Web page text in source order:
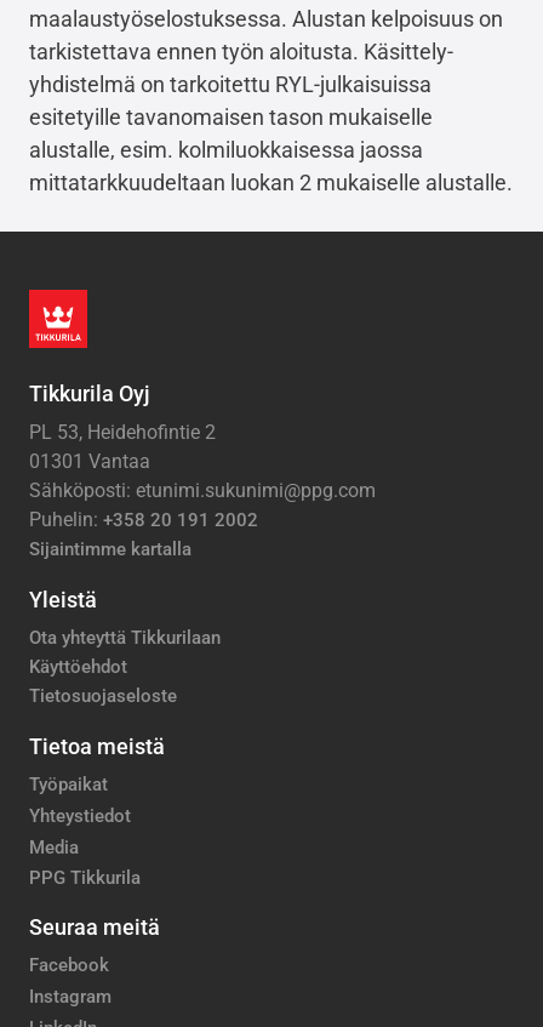
maalaustyöselostuksessa. Alustan kelpoisuus on
tarkistettava ennen työn aloitusta. Käsittely-
yhdistelmä on tarkoitettu RYL-julkaisuissa
esitetyille tavanomaisen tason mukaiselle
alustalle, esim. kolmiluokkaisessa jaossa
mittatarkkuudeltaan luokan 2 mukaiselle alustalle.
Tikkurila Oyj
PL 53, Heidehofintie 2
01301 Vantaa
Sähköposti: etunimi.sukunimi@ppg.com
Puhelin: +358 20 191 2002
Sijaintimme kartalla
Yleistä
Ota yhteyttä Tikkurilaan
Käyttöehdot
Tietosuojaseloste
Tietoa meistä
Työpaikat
Yhteystiedot
Media
PPG Tikkurila
Seuraa meitä
Facebook
Instagram